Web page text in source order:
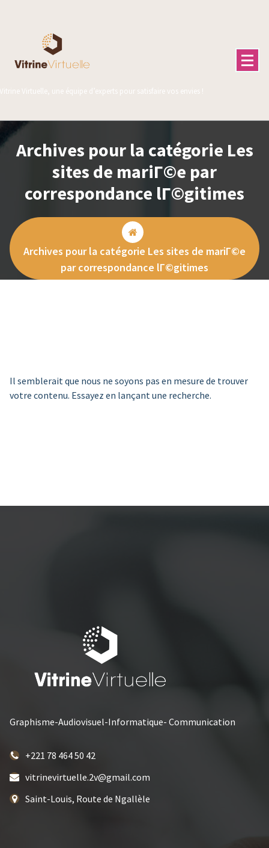
Vitrine Virtuelle, une équipe d’experts pour satisfaire vos envies !
Archives pour la catégorie Les
sites de mariГ©e par
correspondance lГ©gitimes
Archives pour la catégorie Les sites de mariГ©e
par correspondance lГ©gitimes
Il semblerait que nous ne soyons pas en mesure de trouver
votre contenu. Essayez en lançant une recherche.
Graphisme-Audiovisuel-Informatique- Communication
+221 78 464 50 42
vitrinevirtuelle.2v@gmail.com
Saint-Louis, Route de Ngallèle